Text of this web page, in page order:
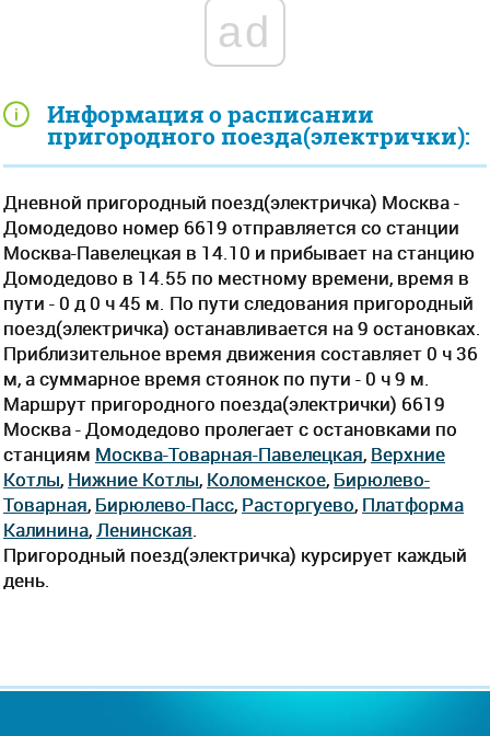
Информация о расписании
пригородного поезда(электрички):
Дневной пригородный поезд(электричка) Москва -
Домодедово номер 6619 отправляется со станции
Москва-Павелецкая в 14.10 и прибывает на станцию
Домодедово в 14.55 по местному времени, время в
пути - 0 д 0 ч 45 м. По пути следования пригородный
поезд(электричка) останавливается на 9 остановках.
Приблизительное время движения составляет 0 ч 36
м, а суммарное время стоянок по пути - 0 ч 9 м.
Маршрут пригородного поезда(электрички) 6619
Москва - Домодедово пролегает c остановками по
станциям Москва-Товарная-Павелецкая, Верхние
Котлы, Нижние Котлы, Коломенское, Бирюлево-
Товарная, Бирюлево-Пасс, Расторгуево, Платформа
Калинина, Ленинская
Пригородный поезд(электричка) курсирует каждый
день.
ad